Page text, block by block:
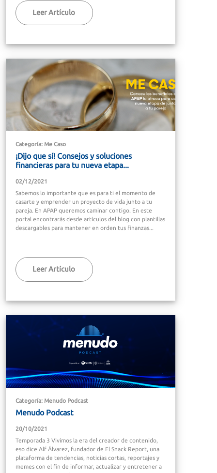
Leer Artículo
Categoría: Me Caso
¡Dijo que sí! Consejos y soluciones
financieras para tu nueva etapa...
02/12/2021
Sabemos lo importante que es para ti el momento de
casarte y emprender un proyecto de vida junto a tu
pareja. En APAP queremos caminar contigo. En este
portal encontrarás desde artículos del blog con plantillas
descargables para mantener en orden tus finanzas...
Leer Artículo
Categoría: Menudo Podcast
Menudo Podcast
20/10/2021
Temporada 3 Vivimos la era del creador de contenido,
eso dice Alf Álvarez, fundador de El Snack Report, una
plataforma de tendencias, noticias cortas, reportajes y
memes con el fin de informar, actualizar y entretener a